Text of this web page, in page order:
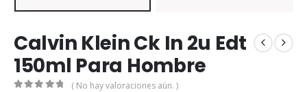
Calvin Klein Ck In 2u Edt
150ml Para Hombre
( No hay valoraciones aún. )